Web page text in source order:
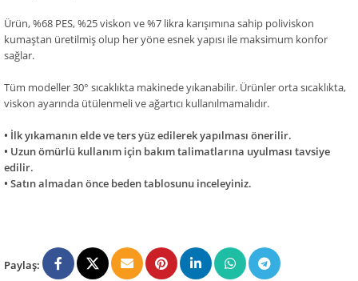
Ürün, %68 PES, %25 viskon ve %7 likra karışımına sahip poliviskon
kumaştan üretilmiş olup her yöne esnek yapısı ile maksimum konfor
sağlar.
Tüm modeller 30° sıcaklıkta makinede yıkanabilir. Ürünler orta sıcaklıkta,
viskon ayarında ütülenmeli ve ağartıcı kullanılmamalıdır.
• İlk yıkamanın elde ve ters yüz edilerek yapılması önerilir.
• Uzun ömürlü kullanım için bakım talimatlarına uyulması tavsiye
edilir.
• Satın almadan önce beden tablosunu inceleyiniz.
Paylaş: